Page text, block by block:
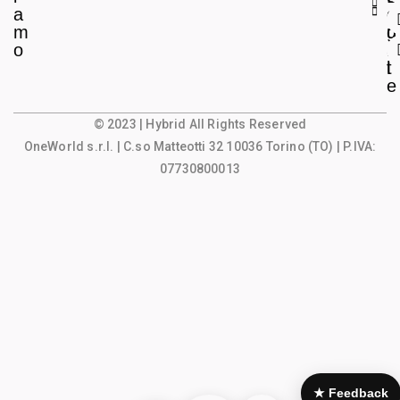
a
m
o
e
g
l
e
o
u
t
© 2023 | Hybrid All Rights Reserved
OneWorld s.r.l.
| C.so Matteotti 32 10036 Torino (TO) | P.IVA:
07730800013
★ Feedback